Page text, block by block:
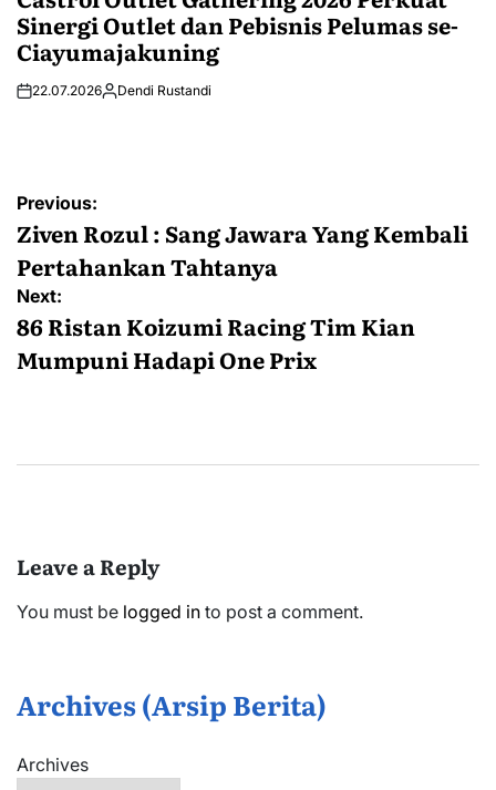
Sinergi Outlet dan Pebisnis Pelumas se-
Ciayumajakuning
22.07.2026 Dendi Rustandi
Post
navigation
Previous:
Ziven Rozul : Sang Jawara Yang Kembali
Pertahankan Tahtanya
Next:
86 Ristan Koizumi Racing Tim Kian
Mumpuni Hadapi One Prix
Leave a Reply
You must be logged in to post a comment.
Archives (Arsip Berita)
Archives